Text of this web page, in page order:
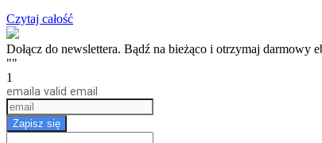
Czytaj całość
Dołącz do newslettera. Bądź na bieżąco i otrzymaj
""
1
email a valid email
Zapisz się